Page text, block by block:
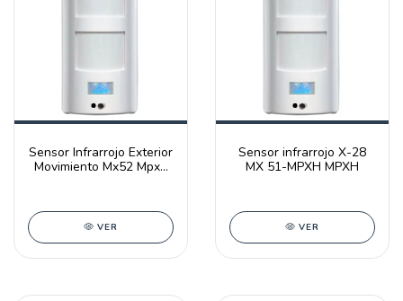
Sensor Infrarrojo Exterior
Movimiento Mx52 Mpxh
VER
Sensor infrarrojo X-28
MX 51-MPXH MPXH
VER